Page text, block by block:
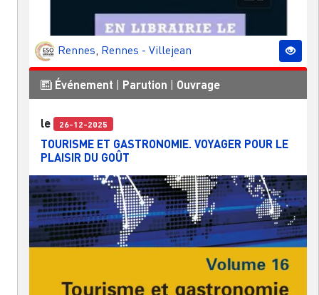
Rennes, Rennes - Villejean
Événement Parution Ouvrage
le 26-12-2025
TOURISME ET GASTRONOMIE. VOYAGER POUR LE
PLAISIR DU GOÛT